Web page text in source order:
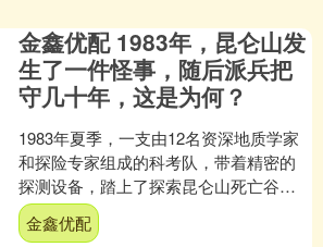
金鑫优配 1983年，昆仑山发
生了一件怪事，随后派兵把
守几十年，这是为何？
1983年夏季，一支由12名资深地质学家
和探险专家组成的科考队，带着精密的
探测设备，踏上了探索昆仑山死亡谷的
征程。这个被称为万山之祖的昆仑山
脉，自古以来就笼罩着....
金鑫优配